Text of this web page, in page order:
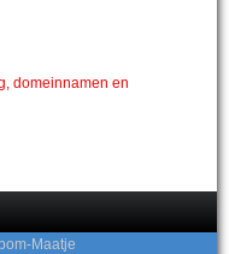
Maatje